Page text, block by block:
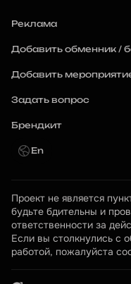
Реклама
Добавить обменник /
Добавить
Задать вопрос
Брендкит
En
Проект не является
будьте бдительны и
ответственности за
Если вы столкнулись с
работой, пожалуйста